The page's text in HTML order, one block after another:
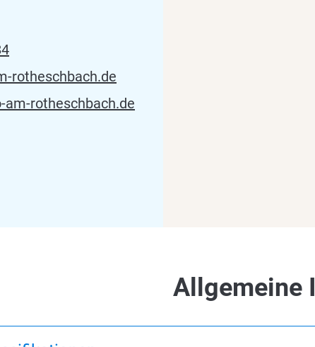
rotheschbach.de
am-rotheschbach.de
Allgemeine